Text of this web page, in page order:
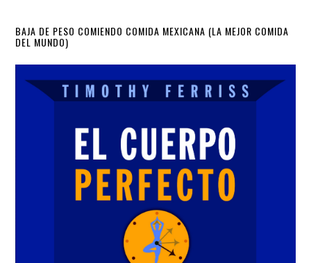
Primary
Sidebar
BAJA DE PESO COMIENDO COMIDA MEXICANA (LA MEJOR COMIDA
DEL MUNDO)